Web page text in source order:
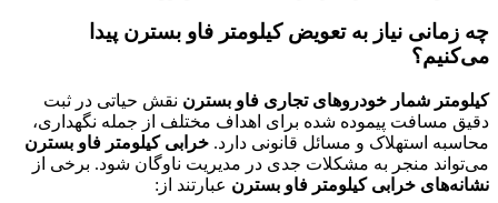
چه زمانی نیاز به تعویض کیلومتر فاو بسترن پیدا
می‌کنیم؟
کیلومتر شمار خودروهای تجاری فاو بسترن نقش حیاتی در ثبت
دقیق مسافت پیموده شده برای اهداف مختلف از جمله نگهداری،
محاسبه استهلاک و مسائل قانونی دارد. خرابی کیلومتر فاو بسترن
می‌تواند منجر به مشکلات جدی در مدیریت ناوگان شود. برخی از
نشانه‌های خرابی کیلومتر فاو بسترن عبارتند از: